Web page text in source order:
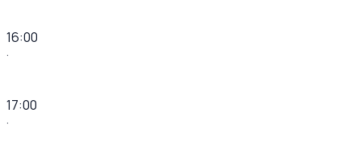
16:00
·
17:00
·